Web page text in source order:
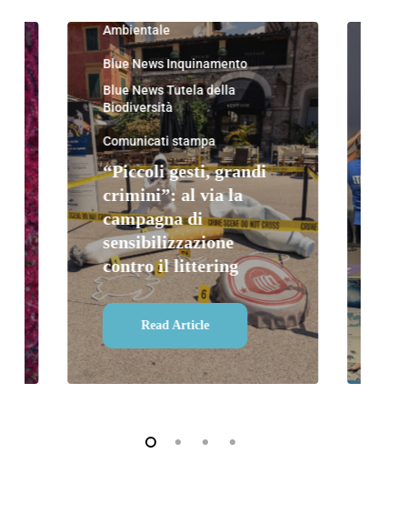
Ambientale
Blue News Inquinamento
Blue News Tutela della
Biodiversità
Comunicati stampa
“Piccoli gesti, grandi
crimini”: al via la
campagna di
sensibilizzazione
contro il littering
Read Article